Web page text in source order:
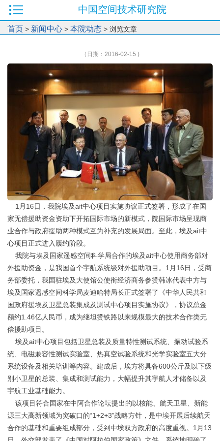
中国空间技术研究院
首页 > 新闻中心 > 本院动态 > 浏览文章
（日期：2016-02-15 )
1月16日，我院埃及ait中心项目实施协议正式签署，形成了在国
家无偿援助资金资助下开拓国际市场的新模式，院国际市场呈现商
业合作与政府援助两种模式互为补充的发展局面。至此，埃及ait中
心项目正式进入履约阶段。
我院与埃及国家遥感空间科学局合作的埃及ait中心使用商务部对
外援助资金，是我国首个宇航系统级对外援助项目。1月16日，受商
务部委托，我国驻埃及大使馆公使衔经济商务参赞韩冰代表中方与
埃及国家遥感空间科学局麦迪哈特局长正式签署了《中华人民共和
国政府援埃及卫星总装集成及测试中心项目实施协议》，协议总金
额约1.46亿人民币，成为继坦赞铁路以来规模最大的技术合作类无
偿援助项目。
埃及ait中心项目包括卫星总装及质量特性测试系统、振动试验系
统、电磁兼容性测试实验室、热真空试验系统和光学实验室五大分
系统设备及相关培训等内容。建成后，埃方将具备600公斤及以下级
别小卫星的总装、集成和测试能力，大幅提升其宇航人才储备以及
宇航工业基础能力。
该项目符合国家在中阿合作论坛提出的以核能、航天卫星、新能
源三大高新领域为突破口的“1+2+3”战略方针，是中埃开展后续航天
合作的基础和重要组成部分，受到中埃双方政府的高度重视。1月13